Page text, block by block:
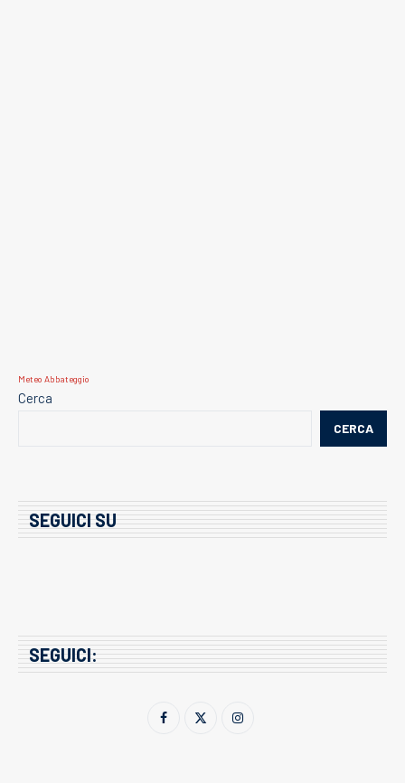
Meteo Abbateggio
Cerca
CERCA
SEGUICI SU
SEGUICI: